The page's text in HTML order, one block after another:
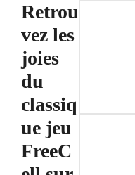
Retrou
vez les
joies
du
classiq
ue jeu
FreeC